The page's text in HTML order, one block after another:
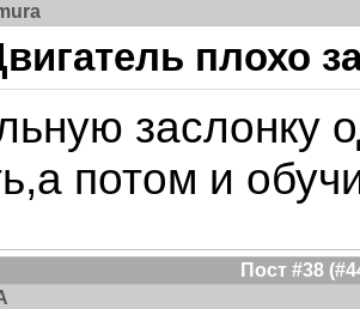
плохо
заслонку
потом и
Пост #38